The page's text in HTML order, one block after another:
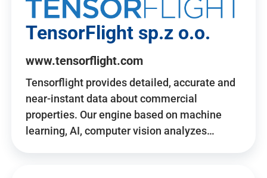
TensorFlight sp.z o.o.
www.tensorflight.com
Tensorflight provides detailed, accurate and
near-instant data about commercial
properties. Our engine based on machine
learning, AI, computer vision analyzes…